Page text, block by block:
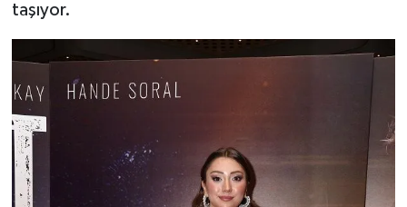
taşıyor.